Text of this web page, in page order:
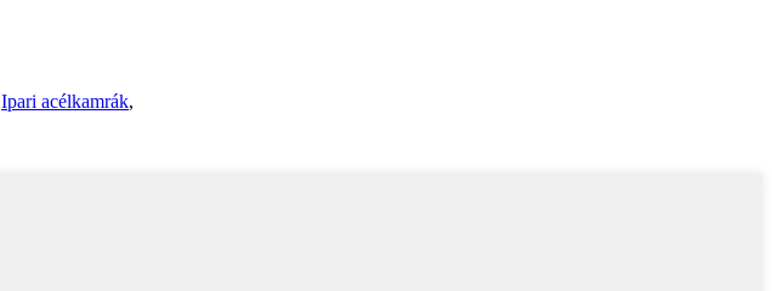
Ipari acélkamrák,